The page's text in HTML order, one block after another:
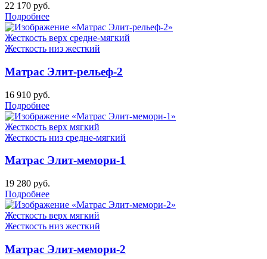
22 170 руб.
Подробнее
Жесткость верх средне-мягкий
Жесткость низ жесткий
Матрас Элит-рельеф-2
16 910 руб.
Подробнее
Жесткость верх мягкий
Жесткость низ средне-мягкий
Матрас Элит-мемори-1
19 280 руб.
Подробнее
Жесткость верх мягкий
Жесткость низ жесткий
Матрас Элит-мемори-2